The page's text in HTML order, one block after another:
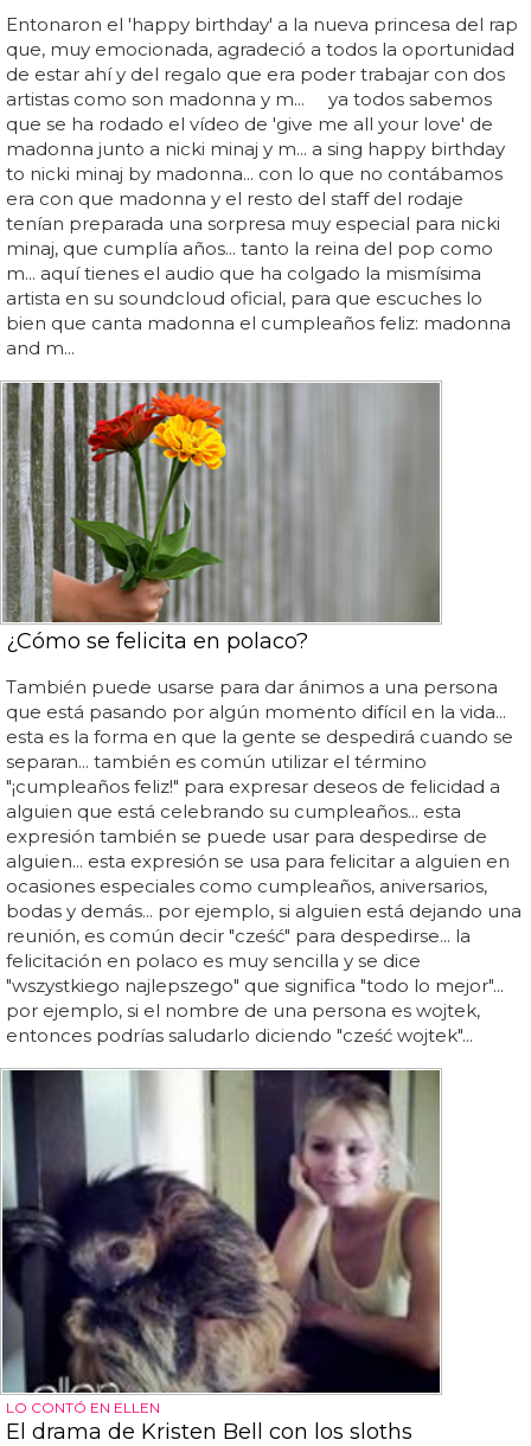
Entonaron el 'happy birthday' a la nueva princesa del rap
que, muy emocionada, agradeció a todos la oportunidad
de estar ahí y del regalo que era poder trabajar con dos
artistas como son madonna y m... ya todos sabemos
que se ha rodado el vídeo de 'give me all your love' de
madonna junto a nicki minaj y m... a sing happy birthday
to nicki minaj by madonna... con lo que no contábamos
era con que madonna y el resto del staff del rodaje
tenían preparada una sorpresa muy especial para nicki
minaj, que cumplía años... tanto la reina del pop como
m... aquí tienes el audio que ha colgado la mismísima
artista en su soundcloud oficial, para que escuches lo
bien que canta madonna el cumpleaños feliz: madonna
and m...
¿Cómo se felicita en polaco?
También puede usarse para dar ánimos a una persona
que está pasando por algún momento difícil en la vida...
esta es la forma en que la gente se despedirá cuando se
separan... también es común utilizar el término
"¡cumpleaños feliz!" para expresar deseos de felicidad a
alguien que está celebrando su cumpleaños... esta
expresión también se puede usar para despedirse de
alguien... esta expresión se usa para felicitar a alguien en
ocasiones especiales como cumpleaños, aniversarios,
bodas y demás... por ejemplo, si alguien está dejando una
reunión, es común decir "cześć" para despedirse... la
felicitación en polaco es muy sencilla y se dice
"wszystkiego najlepszego" que significa "todo lo mejor"...
por ejemplo, si el nombre de una persona es wojtek,
entonces podrías saludarlo diciendo "cześć wojtek"...
LO CONTÓ EN ELLEN
El drama de Kristen Bell con los sloths